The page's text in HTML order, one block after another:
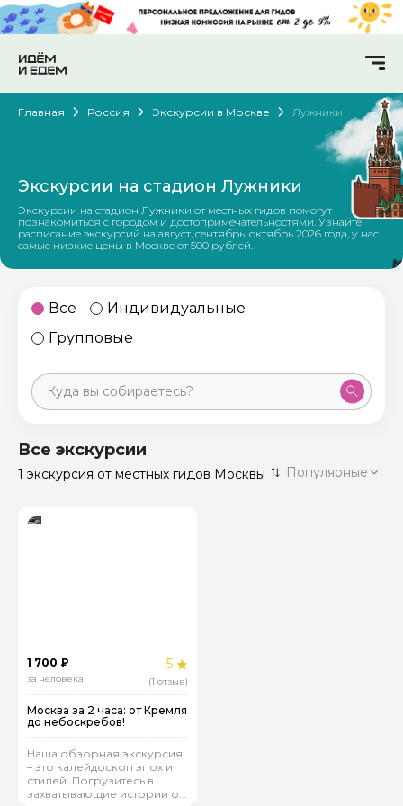
Главная Россия Экскурсии в Москве Лужники
Экскурсии на стадион Лужники
Экскурсии на стадион Лужники от местных гидов помогут
познакомиться с городом и достопримечательностями. Узнайте
расписание экскурсий на август, сентябрь, октябрь 2026 года, у нас
самые низкие цены в Москве от 500 рублей.
Все
Индивидуальные
Групповые
Санкт-Петербург 50 экскурсий
Россия
Все экскурсии
1 экскурсия от местных гидов Москвы Популярные
1 700 ₽
за человека
5
(1 отзыв)
Москва за 2 часа: от Кремля
до небоскребов!
Наша обзорная экскурсия
– это калейдоскоп эпох и
стилей. Погрузитесь в
захватывающие истории о